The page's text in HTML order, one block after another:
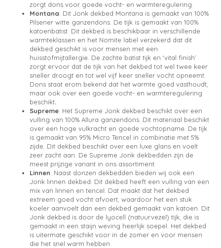
zorgt dons voor goede vocht- en warmteregulering.
Montana: Dit Jonk dekbed Montana is gemaakt van 100%
Pilsener witte ganzendons. De tijk is gemaakt van 100%
katoenbatist. Dit dekbed is beschikbaar in verschillende
warmteklassen en het Nomite label verzekerd dat dit
dekbed geschikt is voor mensen met een
huisstofmijtallergie. De zachte batist tijk en ‘vital finish’
zorgt ervoor dat de tijk van het dekbed tot wel twee keer
sneller droogt en tot wel vijf keer sneller vocht opneemt.
Dons staat erom bekend dat het warmte goed vasthoudt,
maar ook over een goede vocht- en warmteregulering
beschikt.
Supreme: Het Supreme Jonk dekbed beschikt over een
vulling van 100% Allura ganzendons. Dit materiaal beschikt
over een hoge vulkracht en goede vochtopname. De tijk
is gemaakt van 95% Micro Tencel in combinatie met 5%
zijde. Dit dekbed beschikt over een luxe glans en voelt
zeer zacht aan. De Supreme Jonk dekbedden zijn de
meest prijzige variant in ons assortiment.
Linnen: Naast donzen dekbedden bieden wij ook een
Jonk linnen dekbed. Dit dekbed heeft een vulling van een
mix van linnen en tencel. Dat maakt dat het dekbed
extreem goed vocht afvoert, waardoor het een stuk
koeler aanvoelt dan een dekbed gemaakt van katoen. Dit
Jonk dekbed is door de lyocell (natuurvezel) tijk, die is
gemaakt in een staijn weving heerlijk soepel. Het dekbed
is uitermate geschikt voor in de zomer en voor mensen
die het snel warm hebben.